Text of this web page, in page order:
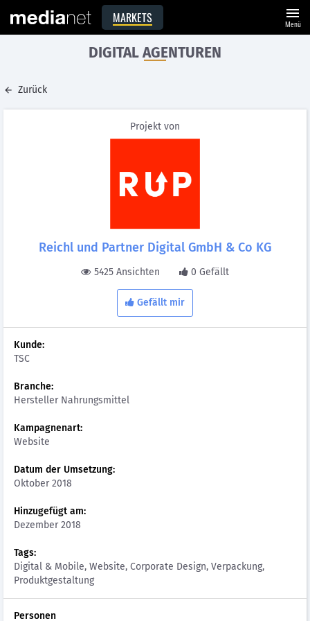
MARKETS menu
Menü
DIGITAL AGENTUREN
Zurück
Projekt von
Reichl und Partner Digital GmbH & Co KG
5425 Ansichten 0 Gefällt
Gefällt mir
Kunde:
TSC
Branche:
Hersteller Nahrungsmittel
Kampagnenart:
Website
Datum der Umsetzung:
Oktober 2018
Hinzugefügt am:
Dezember 2018
Tags:
Digital & Mobile, Website, Corporate Design, Verpackung,
Produktgestaltung
Personen